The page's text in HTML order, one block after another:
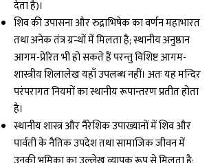
देता है)।
शिव की उपासना और रुद्राभिषेक का वर्णन महाभारत
तथा अनेक तंत्र ग्रन्थों में मिलता है; स्थानीय अनुष्ठान
आगम-प्रेरित भी हो सकते हैं परन्तु विशिष्ट आगम-
शास्त्रीय शिलालेख यहाँ उपलब्ध नहीं। अतः यह मन्दिर
परंपरागत नियमों का स्थानीय रूपान्तरण प्रतीत होता
है।
स्थानीय शास्त्र और नैरेशिक उपाख्यानों में शिव और
पार्वती के नैतिक उपदेश तथा सामाजिक जीवन में